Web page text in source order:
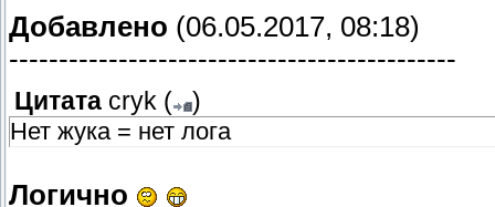
Добавлено (06.05.2017, 08:18)
---------------------------------------------
Цитата cryk (
)
Нет жука = нет лога
Логично